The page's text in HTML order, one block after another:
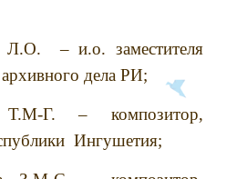
– и.о. заместителя
дела РИ;
Г. – композитор,
Ингушетия;